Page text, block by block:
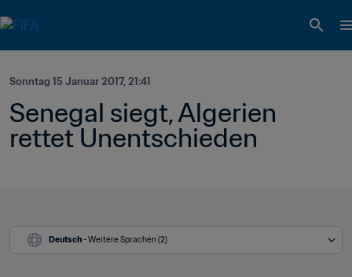
Sonntag 15 Januar 2017, 21:41
Senegal siegt, Algerien
rettet Unentschieden
Deutsch - Weitere Sprachen (2)